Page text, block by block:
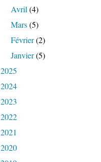
Avril (4)
Mars(5)
Février(2)
Janvier(5)
2025
2024
2023
2022
2021
2020